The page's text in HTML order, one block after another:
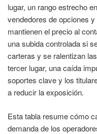
lugar, un rango estrecho
vendedores de opciones
mantienen el precio al
una subida controlada si
carteras y se ralentizan
tercer lugar, una caída
soportes clave y los
a reducir la exposición.
Esta tabla resume cómo
demanda de los